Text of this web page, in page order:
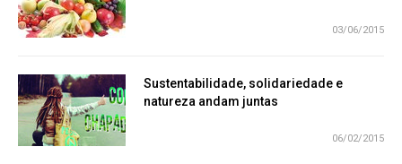
03/06/2015
Sustentabilidade, solidariedade e
natureza andam juntas
06/02/2015